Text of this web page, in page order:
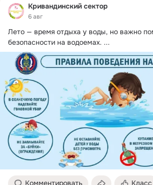
Кривандинский сектор
6 авг
Лето — время отдыха у воды, но важно
безопасности на водоемах. ...
Комментировать Класс